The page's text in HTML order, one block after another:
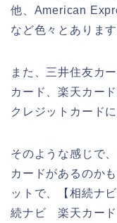
他、American
など色々とあります
また、三井住友カ
カード、楽天カー
クレジットカード
そのような感じで
カードがあるのか
ットで、【相続ナ
続ナビ 楽天カー